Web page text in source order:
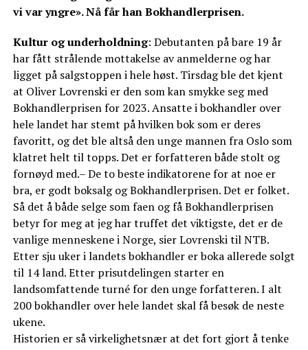
vi var yngre». Nå får han Bokhandlerprisen.
Kultur og underholdning: Debutanten på bare 19 år
har fått strålende mottakelse av anmelderne og har
ligget på salgstoppen i hele høst. Tirsdag ble det kjent
at Oliver Lovrenski er den som kan smykke seg med
Bokhandlerprisen for 2023. Ansatte i bokhandler over
hele landet har stemt på hvilken bok som er deres
favoritt, og det ble altså den unge mannen fra Oslo som
klatret helt til topps. Det er forfatteren både stolt og
fornøyd med.– De to beste indikatorene for at noe er
bra, er godt boksalg og Bokhandlerprisen. Det er folket.
Så det å både selge som faen og få Bokhandlerprisen
betyr for meg at jeg har truffet det viktigste, det er de
vanlige menneskene i Norge, sier Lovrenski til NTB.
Etter sju uker i landets bokhandler er boka allerede solgt
til 14 land. Etter prisutdelingen starter en
landsomfattende turné for den unge forfatteren. I alt
200 bokhandler over hele landet skal få besøk de neste
ukene.
Historien er så virkelighetsnær at det fort gjort å tenke